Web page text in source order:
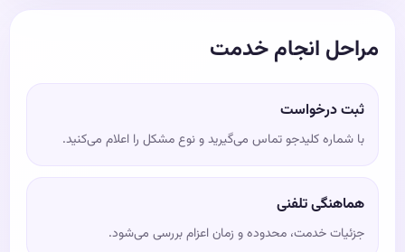
مراحل انجام خدمت
ثبت درخواست
با شماره کلیدجو تماس می‌گیرید و نوع مشکل را اعلام می‌کنید.
هماهنگی تلفنی
جزئیات خدمت، محدوده و زمان اعزام بررسی می‌شود.